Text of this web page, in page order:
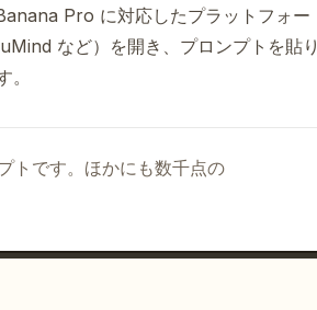
Pro に対応したプラットフォー
など）を開き、プロンプトを貼り
。
トです。ほかにも数千点の